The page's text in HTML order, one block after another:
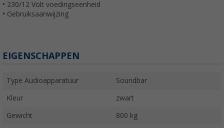
• 230/12 Volt voedingseenheid
• Gebruiksaanwijzing
EIGENSCHAPPEN
Type Audioapparatuur Soundbar
Kleur zwart
Gewicht 800 kg